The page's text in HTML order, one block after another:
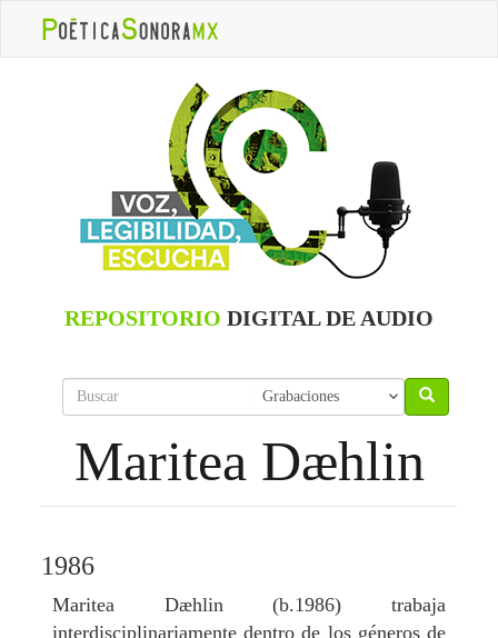
REPOSITORIO DIGITAL DE AUDIO
Maritea Dæhlin
1986
Maritea Dæhlin (b.1986) trabaja
interdisciplinariamente dentro de los géneros de